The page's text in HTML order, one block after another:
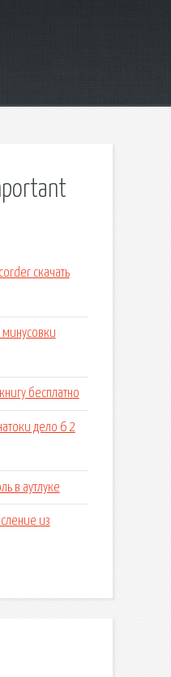
скачать
бесплатно
дело 6 2
в аутлуке
из